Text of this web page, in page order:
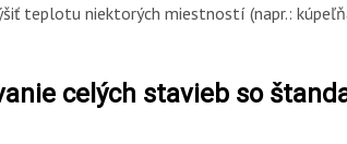
teplotu niektorých miestností (napr.:
celých stavieb so